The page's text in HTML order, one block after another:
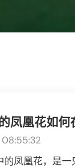
凤凰花如
的凤凰花，是